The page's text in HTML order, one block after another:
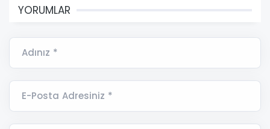
YORUMLAR
Adınız *
E-Posta Adresiniz *